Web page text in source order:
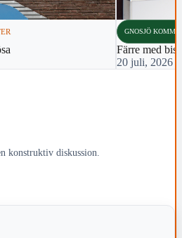
GNOSJÖ
Färre med
20 juli, 2026
konstruktiv diskussion.